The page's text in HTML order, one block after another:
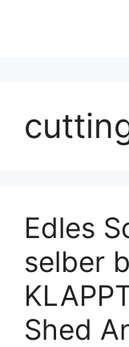
Edles
selber
Shed